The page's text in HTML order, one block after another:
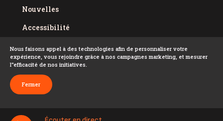
Nouvelles
Accessibilité
Politique de confidentialité
Conditions d'utilisation
FAQ
Nous faisons appel à des technologies afin de personnaliser votre
expérience, vous rejoindre grâce à nos campagnes marketing, et mesurer
l''efficacité de nos initiatives.
Fermer